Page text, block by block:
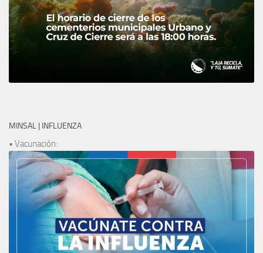
MINSAL | INFLUENZA
• Vacunación: